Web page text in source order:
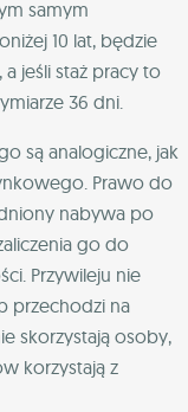
samym
10 lat, będzie
a jeśli staż pracy to
36 dni.
są analogiczne, jak
Prawo do
nabywa po
go do
Przywileju nie
przechodzi na
skorzystają osoby,
korzystają z